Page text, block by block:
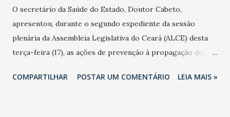
O secretário da Saúde do Estado, Doutor Cabeto,
apresentou, durante o segundo expediente da sessão
plenária da Assembleia Legislativa do Ceará (ALCE) desta
terça-feira (17), as ações de prevenção à propagação do
adotadas pelo Governo do Estado na contenção da
COMPARTILHAR POSTAR UM COMENTÁRIO LEIA MAIS »